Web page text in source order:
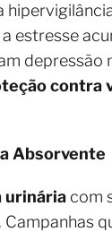
estresse
depressão
contra
Absorvente
urinária com
Campanhas